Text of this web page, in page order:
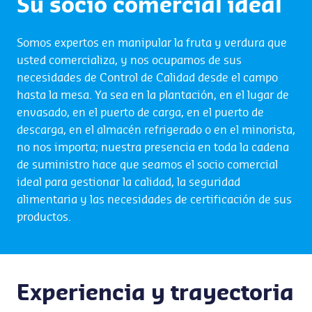
Su socio comercial ideal
Somos expertos en manipular la fruta y verdura que
usted comercializa, y nos ocupamos de sus
necesidades de Control de Calidad desde el campo
hasta la mesa. Ya sea en la plantación, en el lugar de
envasado, en el puerto de carga, en el puerto de
descarga, en el almacén refrigerado o en el minorista,
no nos importa; nuestra presencia en toda la cadena
de suministro hace que seamos el socio comercial
ideal para gestionar la calidad, la seguridad
alimentaria y las necesidades de certificación de sus
productos.
Experiencia y trayectoria